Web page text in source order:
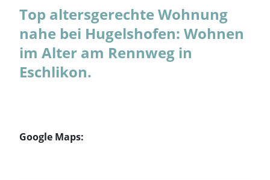
Top altersgerechte Wohnung
nahe bei Hugelshofen: Wohnen
im Alter am Rennweg in
Eschlikon.
Google Maps: